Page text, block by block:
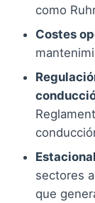
como
Costes
sectores
que